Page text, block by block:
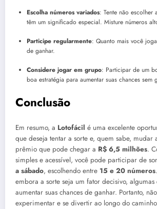
Escolha números variados: Tente não escolher
têm um significado especial. Misture números
Participe regularmente: Quanto mais você
de ganhar.
Considere jogar em grupo: Participar de um
boa estratégia para aumentar suas chances sem
Conclusão
Em resumo, a Lotofácil é uma excelente
que deseja tentar a sorte e, quem sabe, mudar
prêmio que pode chegar a R$ 6,5 milhões.
simples e acessível, você pode participar de
a sábado, escolhendo entre 15 e 20 números
embora a sorte seja um fator decisivo,
aumentar suas chances de ganhar. Portanto,
experimentar e se divertir ao longo do